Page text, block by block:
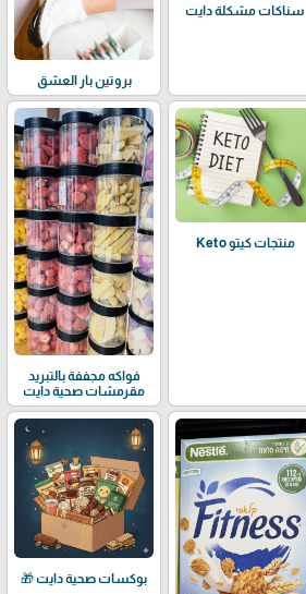
سناكات مشكلة دايت
بروتين بار العشق
منتجات كيتو Keto
فواكه مجففة بالتبريد
مقرمشات صحية دايت
بوكسات صحية دايت 🎁